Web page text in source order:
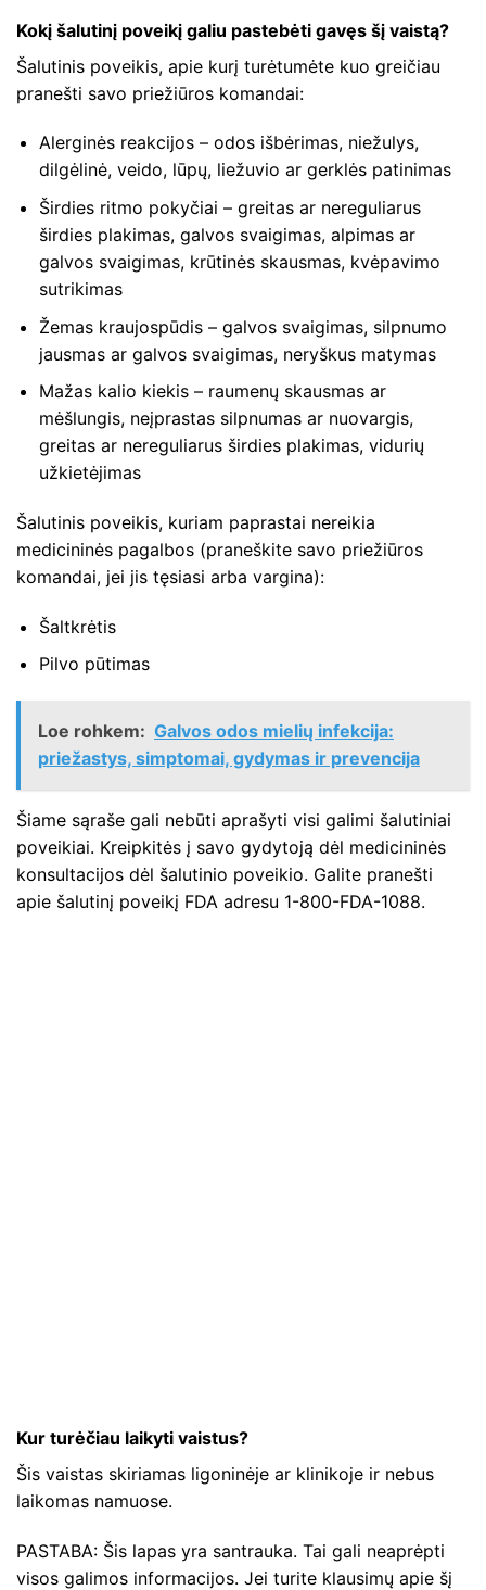
Kokį šalutinį poveikį galiu pastebėti gavęs šį vaistą?
Šalutinis poveikis, apie kurį turėtumėte kuo greičiau
pranešti savo priežiūros komandai:
Alerginės reakcijos – odos išbėrimas, niežulys,
dilgėlinė, veido, lūpų, liežuvio ar gerklės patinimas
Širdies ritmo pokyčiai – greitas ar nereguliarus
širdies plakimas, galvos svaigimas, alpimas ar
galvos svaigimas, krūtinės skausmas, kvėpavimo
sutrikimas
Žemas kraujospūdis – galvos svaigimas, silpnumo
jausmas ar galvos svaigimas, neryškus matymas
Mažas kalio kiekis – raumenų skausmas ar
mėšlungis, neįprastas silpnumas ar nuovargis,
greitas ar nereguliarus širdies plakimas, vidurių
užkietėjimas
Šalutinis poveikis, kuriam paprastai nereikia
medicininės pagalbos (praneškite savo priežiūros
komandai, jei jis tęsiasi arba vargina):
Šaltkrėtis
Pilvo pūtimas
Loe rohkem: Galvos odos mielių infekcija:
priežastys, simptomai, gydymas ir prevencija
Šiame sąraše gali nebūti aprašyti visi galimi šalutiniai
poveikiai. Kreipkitės į savo gydytoją dėl medicininės
konsultacijos dėl šalutinio poveikio. Galite pranešti
apie šalutinį poveikį FDA adresu 1-800-FDA-1088.
Kur turėčiau laikyti vaistus?
Šis vaistas skiriamas ligoninėje ar klinikoje ir nebus
laikomas namuose.
PASTABA: Šis lapas yra santrauka. Tai gali neaprėpti
visos galimos informacijos. Jei turite klausimų apie šį